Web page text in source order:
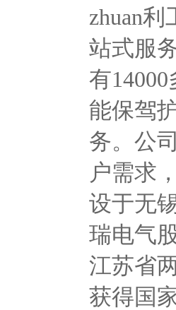
zhuan
站式服
有
能保驾
务。公
户需求
设于无
瑞电气
江苏省
获得国